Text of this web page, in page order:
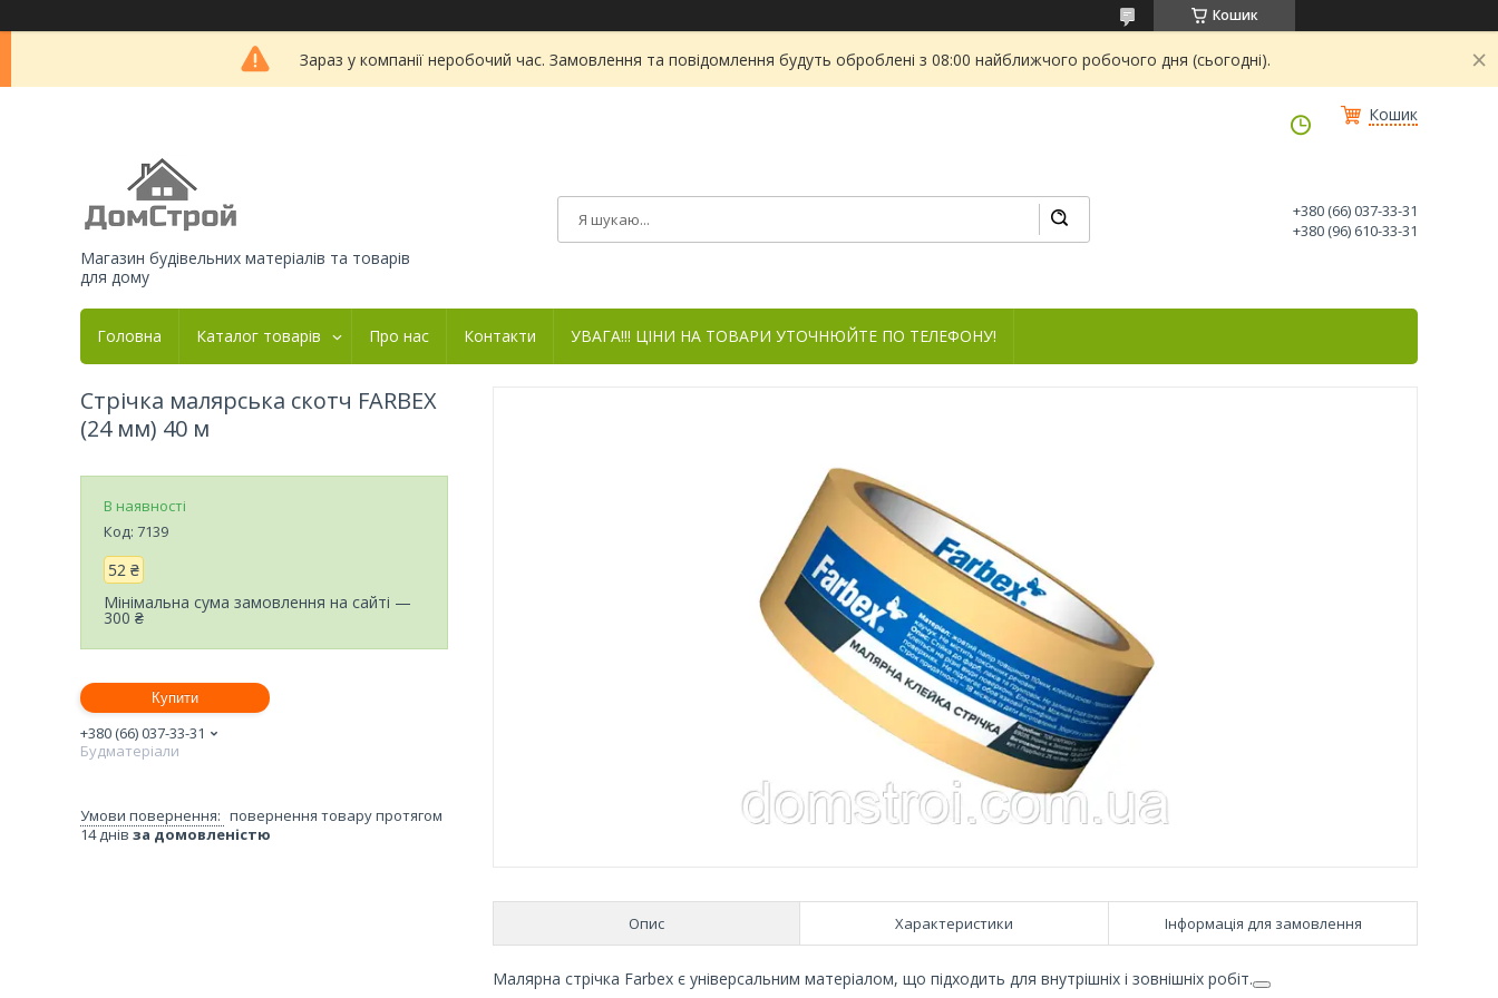
Кошик
Зараз у компанії неробочий час. Замовлення та повідомлення будуть оброблені з 08:00 найближчого робочого дня (сьогодні).
Кошик
Магазин будівельних матеріалів та товарів
для дому
+380 (66) 037-33-31
+380 (96) 610-33-31
Головна Каталог товарів Про нас Контакти УВАГА!!! ЦІНИ НА ТОВАРИ УТОЧНЮЙТЕ ПО ТЕЛЕФОНУ!
Опис Характеристики Інформація для замовлення
Малярна стрічка Farbex є універсальним матеріалом, що підходить для внутрішніх і зовнішніх робіт.
Стрічка малярська скотч FARBEX
(24 мм) 40 м
В наявності
Код: 7139
52 ₴
Мінімальна сума замовлення на сайті —
300 ₴
Купити
+380 (66) 037-33-31
Будматеріали
повернення товару протягом
14 днів за домовленістю